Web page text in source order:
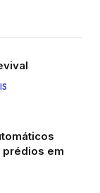
prédios em